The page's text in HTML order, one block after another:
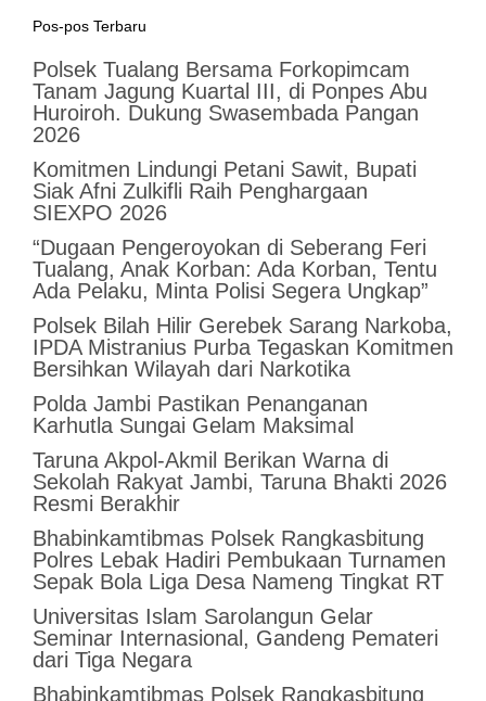
Pos-pos Terbaru
Polsek Tualang Bersama Forkopimcam
Tanam Jagung Kuartal III, di Ponpes Abu
Huroiroh. Dukung Swasembada Pangan
2026
Komitmen Lindungi Petani Sawit, Bupati
Siak Afni Zulkifli Raih Penghargaan
SIEXPO 2026
“Dugaan Pengeroyokan di Seberang Feri
Tualang, Anak Korban: Ada Korban, Tentu
Ada Pelaku, Minta Polisi Segera Ungkap”
Polsek Bilah Hilir Gerebek Sarang Narkoba,
IPDA Mistranius Purba Tegaskan Komitmen
Bersihkan Wilayah dari Narkotika
Polda Jambi Pastikan Penanganan
Karhutla Sungai Gelam Maksimal
Taruna Akpol-Akmil Berikan Warna di
Sekolah Rakyat Jambi, Taruna Bhakti 2026
Resmi Berakhir
Bhabinkamtibmas Polsek Rangkasbitung
Polres Lebak Hadiri Pembukaan Turnamen
Sepak Bola Liga Desa Nameng Tingkat RT
Universitas Islam Sarolangun Gelar
Seminar Internasional, Gandeng Pemateri
dari Tiga Negara
Bhabinkamtibmas Polsek Rangkasbitung